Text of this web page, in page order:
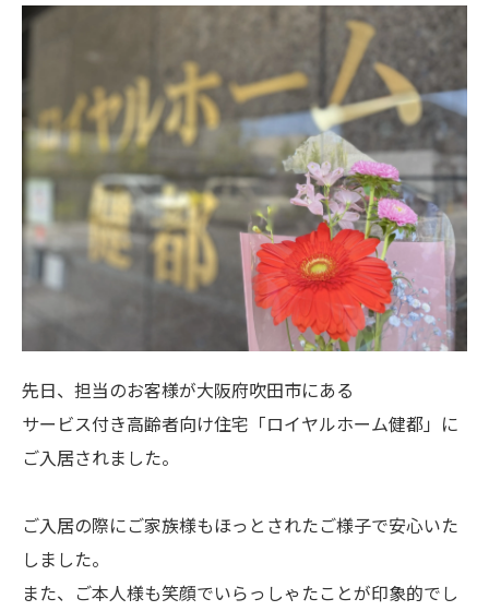
先日、担当のお客様が大阪府吹田市にある
サービス付き高齢者向け住宅「ロイヤルホーム健都」に
ご入居されました。
ご入居の際にご家族様もほっとされたご様子で安心いた
しました。
また、ご本人様も笑顔でいらっしゃたことが印象的でし